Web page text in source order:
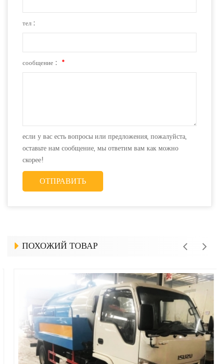
тел :
сообщение : *
если у вас есть вопросы или предложения, пожалуйста,
оставьте нам сообщение, мы ответим вам как можно
скорее!
ПОХОЖИЙ ТОВАР